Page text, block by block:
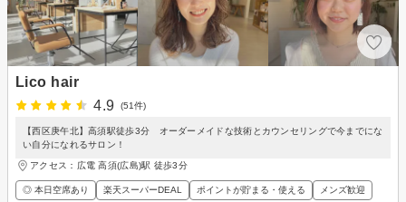
Lico hair
4.9
(51件)
【西区庚午北】高須駅徒歩3分 オーダーメイドな技術とカウンセリングで今までにな
い自分になれるサロン！
アクセス：広電 高須(広島)駅 徒歩3分
◎ 本日空席あり 楽天スーパーDEAL ポイントが貯まる・使える メンズ歓迎